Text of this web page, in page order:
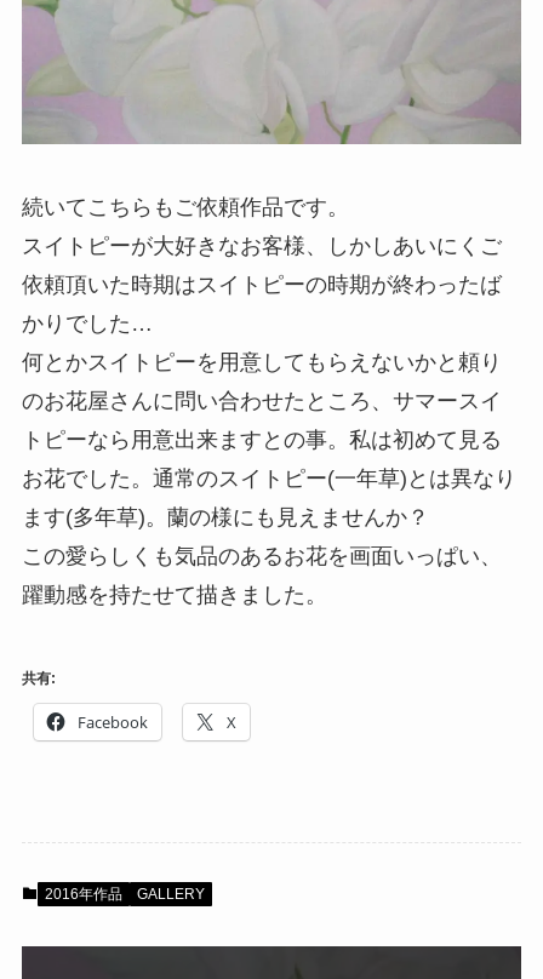
続いてこちらもご依頼作品です。
スイトピーが大好きなお客様、しかしあいにくご
依頼頂いた時期はスイトピーの時期が終わったば
かりでした…
何とかスイトピーを用意してもらえないかと頼り
のお花屋さんに問い合わせたところ、サマースイ
トピーなら用意出来ますとの事。私は初めて見る
お花でした。通常のスイトピー(一年草)とは異なり
ます(多年草)。蘭の様にも見えませんか？
この愛らしくも気品のあるお花を画面いっぱい、
躍動感を持たせて描きました。
共有:
Facebook X
2016年作品 GALLERY